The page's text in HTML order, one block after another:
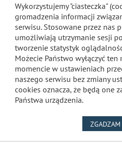
Wykorzystujemy "ciasteczka"
gromadzenia informacji
serwisu. Stosowane przez nas
umożliwiają utrzymanie sesji
tworzenie statystyk
Możecie Państwo wyłączyć
momencie w ustawieniach
naszego serwisu bez zmiany
cookies oznacza, że będą one
Państwa urządzenia.
ZGADZAM